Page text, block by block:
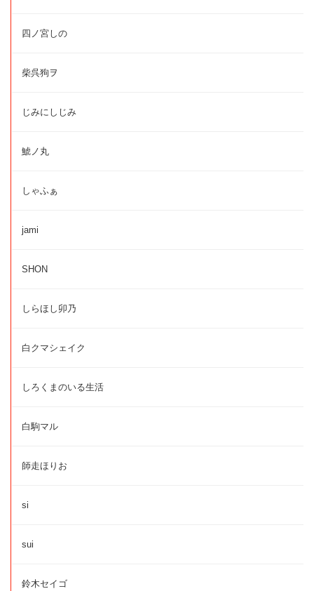
四ノ宮しの
柴呉狗ヲ
じみにしじみ
鯱ノ丸
しゃふぁ
jami
SHON
しらほし卯乃
白クマシェイク
しろくまのいる生活
白駒マル
師走ほりお
si
sui
鈴木セイゴ